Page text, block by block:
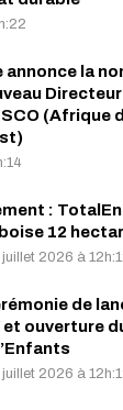
annonce la
(Afrique
:
12
2026 à
de
et ouverture
2026 à